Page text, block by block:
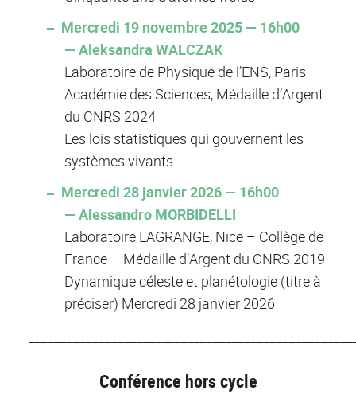
Mercredi 19 novembre 2025 — 16h00
— Aleksandra WALCZAK
Laboratoire de Physique de l’ENS, Paris –
Académie des Sciences, Médaille d’Argent
du CNRS 2024
Les lois statistiques qui gouvernent les
systèmes vivants
Mercredi 28 janvier 2026 — 16h00
— Alessandro MORBIDELLI
Laboratoire LAGRANGE, Nice – Collège de
France – Médaille d’Argent du CNRS 2019
Dynamique céleste et planétologie (titre à
préciser) Mercredi 28 janvier 2026
Conférence hors cycle